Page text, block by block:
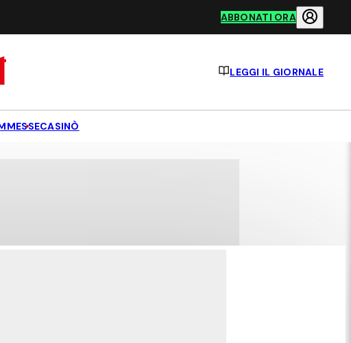
ABBONATI ORA
LEGGI IL GIORNALE
CASINÒ